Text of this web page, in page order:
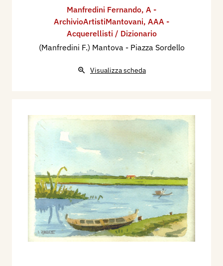
Manfredini Fernando, A -
ArchivioArtistiMantovani, AAA -
Acquerellisti / Dizionario
(Manfredini F.) Mantova - Piazza Sordello
Visualizza scheda